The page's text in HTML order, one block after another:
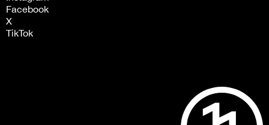
Facebook
X
TikTok